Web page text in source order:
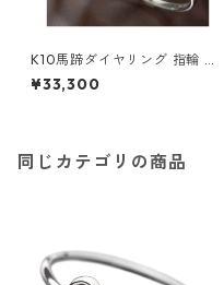
K10馬蹄ダイヤリング 指輪 ホ
ワイトゴールド 11号 ダイヤモ
ンド ジュエリー アクセサリー
¥33,300
同じカテゴリの商品